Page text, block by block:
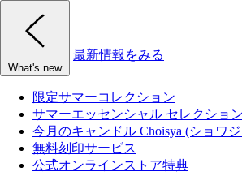
What's new
最新情報をみる
限定サマーコレクション
サマーエッセンシャル セレクション
今月のキャンドル Choisya (ショワ
無料刻印サービス
公式オンラインストア特典